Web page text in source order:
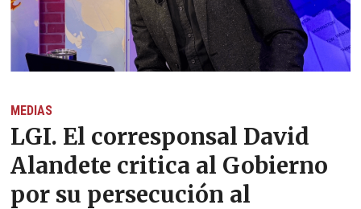
MEDIAS
LGI. El corresponsal David
Alandete critica al Gobierno
por su persecución al